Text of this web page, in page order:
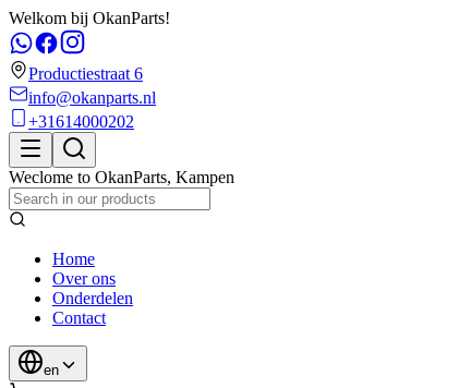
Welkom bij OkanParts!
Productiestraat 6
info@okanparts.nl
+31614000202
Weclome to OkanParts, Kampen
Home
Over ons
Onderdelen
Contact
en